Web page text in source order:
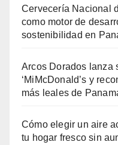
Cervecería Nacional
como motor de
sostenibilidad en
Arcos Dorados lanza
‘MiMcDonald’s y
más leales de
Cómo elegir un aire
tu hogar fresco sin